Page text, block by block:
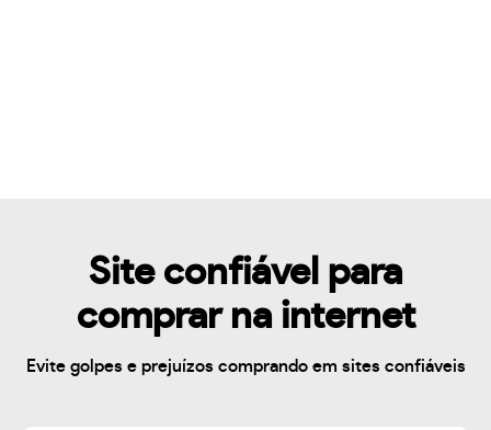
Site confiável para
comprar na internet
Evite golpes e prejuízos comprando em sites confiáveis